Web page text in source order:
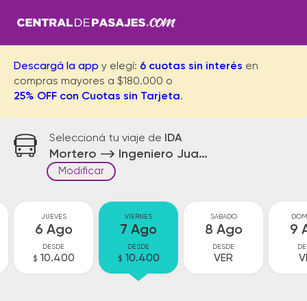
Descargá la app y elegí: 6 cuotas sin interés en
compras mayores a $180.000 o
25% OFF con Cuotas sin Tarjeta.
Seleccioná tu viaje de IDA
Mortero Ingeniero Juarez
Modificar
JUEVES
6 Ago
DESDE
$ 10.400
VIERNES
7 Ago
DESDE
$ 10.400
SABADO
8 Ago
DESDE
VER
9